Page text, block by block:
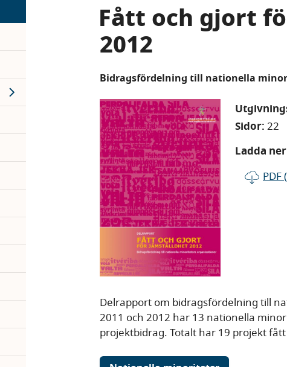
Expand
Fått och gjort
2012
Bidragsfördelning till nationella
Sidor: 22
Ladda
PDF
Delrapport om bidragsfördelning till
2011 och 2012 har 13 nationella
projektbidrag. Totalt har 19 projekt